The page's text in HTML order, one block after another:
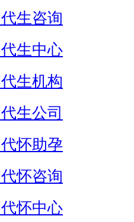
生咨询
生中心
生机构
生公司
怀助孕
怀咨询
怀中心